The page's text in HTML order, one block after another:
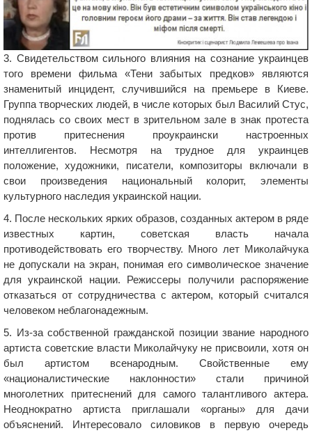
3. Свидетельством сильного влияния на сознание украинцев
того времени фильма «Тени забытых предков» являются
знаменитый инцидент, случившийся на премьере в Киеве.
Группа творческих людей, в числе которых был Василий Стус,
поднялась со своих мест в зрительном зале в знак протеста
против притеснения проукраински настроенных
интеллигентов. Несмотря на трудное для украинцев
положение, художники, писатели, композиторы включали в
свои произведения национальный колорит, элементы
культурного наследия украинской нации.
4. После нескольких ярких образов, созданных актером в ряде
известных картин, советская власть начала
противодействовать его творчеству. Много лет Миколайчука
не допускали на экран, понимая его символическое значение
для украинской нации. Режиссеры получили распоряжение
отказаться от сотрудничества с актером, который считался
человеком неблагонадежным.
5. Из-за собственной гражданской позиции звание народного
артиста советские власти Миколайчуку не присвоили, хотя он
был артистом всенародным. Свойственные ему
«националистические наклонности» стали причиной
многолетних притеснений для самого талантливого актера.
Неоднократно артиста приглашали «органы» для дачи
объяснений. Интересовало силовиков в первую очередь